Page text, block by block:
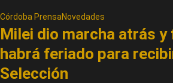
Córdoba PrensaNovedades
Milei dio marcha atrás y
habrá feriado para
Selección